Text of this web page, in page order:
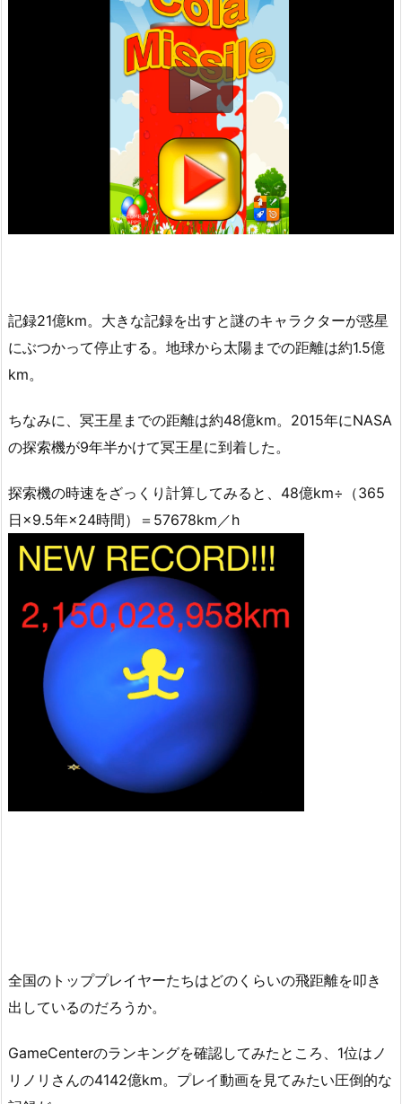
記録21億km。大きな記録を出すと謎のキャラクターが惑星
にぶつかって停止する。地球から太陽までの距離は約1.5億
km。
ちなみに、冥王星までの距離は約48億km。2015年にNASA
の探索機が9年半かけて冥王星に到着した。
探索機の時速をざっくり計算してみると、48億km÷（365
日×9.5年×24時間）＝57678km／h
全国のトッププレイヤーたちはどのくらいの飛距離を叩き
出しているのだろうか。
GameCenterのランキングを確認してみたところ、1位はノ
リノリさんの4142億km。プレイ動画を見てみたい圧倒的な